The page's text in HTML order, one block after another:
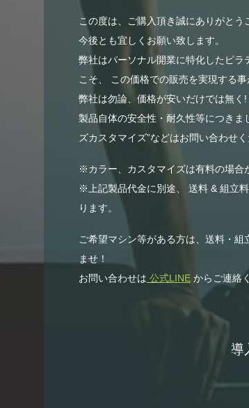
この度は、ご購入頂き誠にありがとう
今後とも宜しくお願い致します。
弊社はパーソナル開業に特化したピ
こそ、 この価格での販売を実現する事
弊社は勿論、価格が安いだけでは無
製品自体の安全性・耐久性等につきま
ズカスタマイズ”などはお問い合わせ
※カラー、カスタマイズは有料の場合
※上記製品代金に別途、 送料 & 組立
ります。
ご希望マシン等がある方は、送料・
ませ！
お問い合わせは 公式LINEからご連絡
導